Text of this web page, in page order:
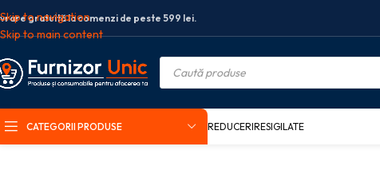
Skip to navigation
Skip to main content
gratuită la comenzi de peste 599 lei.
CATEGORII PRODUSE REDUCERIRESIGILATE